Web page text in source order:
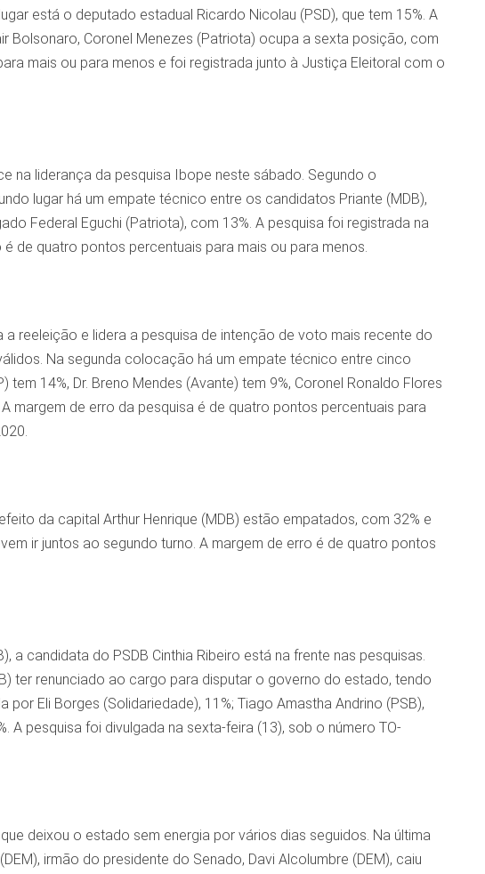
está o deputado estadual Ricardo Nicolau (PSD), que tem 15%. A
Coronel Menezes (Patriota) ocupa a sexta posição, com
mais ou para menos e foi registrada junto à Justiça Eleitoral com o
na liderança da pesquisa Ibope neste sábado. Segundo o
lugar há um empate técnico entre os candidatos Priante (MDB),
Federal Eguchi (Patriota), com 13%. A pesquisa foi registrada na
de quatro pontos percentuais para mais ou para menos.
a reeleição e lidera a pesquisa de intenção de voto mais recente do
Na segunda colocação há um empate técnico entre cinco
14%, Dr. Breno Mendes (Avante) tem 9%, Coronel Ronaldo Flores
margem de erro da pesquisa é de quatro pontos percentuais para
da capital Arthur Henrique (MDB) estão empatados, com 32% e
ir juntos ao segundo turno. A margem de erro é de quatro pontos
candidata do PSDB Cinthia Ribeiro está na frente nas pesquisas.
ter renunciado ao cargo para disputar o governo do estado, tendo
Eli Borges (Solidariedade), 11%; Tiago Amastha Andrino (PSB),
A pesquisa foi divulgada na sexta-feira (13), sob o número TO-
deixou o estado sem energia por vários dias seguidos. Na última
irmão do presidente do Senado, Davi Alcolumbre (DEM), caiu